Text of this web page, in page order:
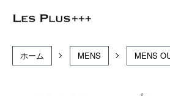
ホーム MENS MENS